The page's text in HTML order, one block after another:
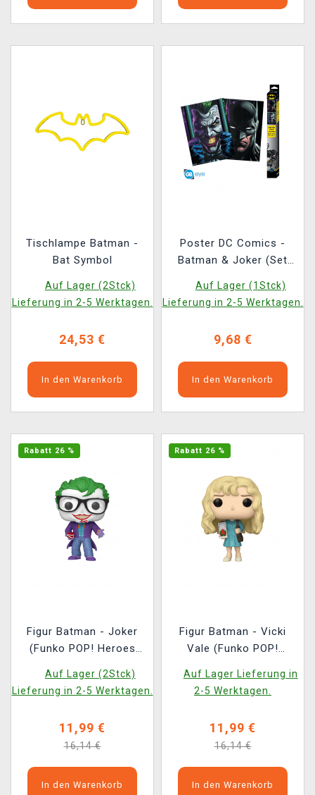
Tischlampe Batman -
Bat Symbol
Auf Lager (2Stck)
Lieferung in 2-5 Werktagen.
24,53 €
In den Warenkorb
Poster DC Comics -
Batman & Joker (Set
Auf Lager (1Stck)
Lieferung in 2-5 Werktagen.
9,68 €
In den Warenkorb
Rabatt 26 %
Figur Batman - Joker
(Funko POP! Heroes
Auf Lager (2Stck)
Lieferung in 2-5 Werktagen.
11,99 €
16,14 €
In den Warenkorb
Rabatt 26 %
Figur Batman - Vicki
Vale (Funko POP!
Auf Lager Lieferung in
2-5 Werktagen.
11,99 €
16,14 €
In den Warenkorb